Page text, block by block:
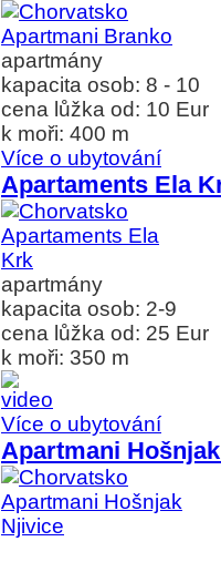
apartmány
kapacita osob: 8 - 10
cena lůžka od: 10 Eur
k moři: 400 m
Více o ubytování
Apartaments Ela
apartmány
kapacita osob: 2-9
cena lůžka od: 25 Eur
k moři: 350 m
Více o ubytování
Apartmani